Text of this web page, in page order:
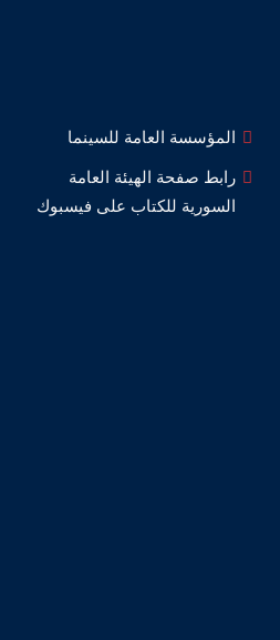
المؤسسة العامة للسينما
رابط صفحة الهيئة العامة
السورية للكتاب على فيسبوك